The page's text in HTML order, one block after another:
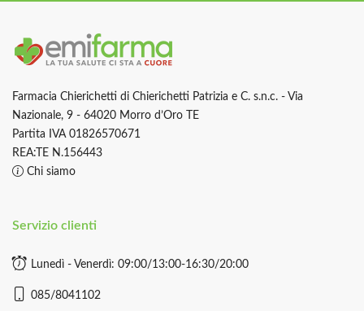
Farmacia Chierichetti di Chierichetti Patrizia e C. s.n.c. - Via
Nazionale, 9 - 64020 Morro d’Oro TE
Partita IVA 01826570671
REA:TE N.156443
Chi siamo
Servizio clienti
Lunedì - Venerdì: 09:00/13:00-16:30/20:00
085/8041102